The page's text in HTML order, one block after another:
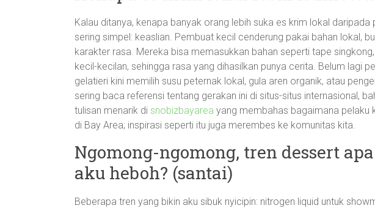
Kalau ditanya, kenapa banyak orang lebih suka es krim lokal
sering simpel: keaslian. Pembuat kecil cenderung pakai bahan lokal,
karakter rasa. Mereka bisa memasukkan bahan seperti tape
kecil-kecilan, sehingga rasa yang dihasilkan punya cerita. Belum lagi
gelatieri kini memilih susu peternak lokal, gula aren organik, atau
sering baca referensi tentang gerakan ini di situs-situs internasional,
tulisan menarik di snobizbayarea yang membahas bagaimana pelaku
di Bay Area; inspirasi seperti itu juga merembes ke komunitas kita.
Ngomong-ngomong, tren dessert
aku heboh? (santai)
Beberapa tren yang bikin aku sibuk nyicipin: nitrogen liquid untuk